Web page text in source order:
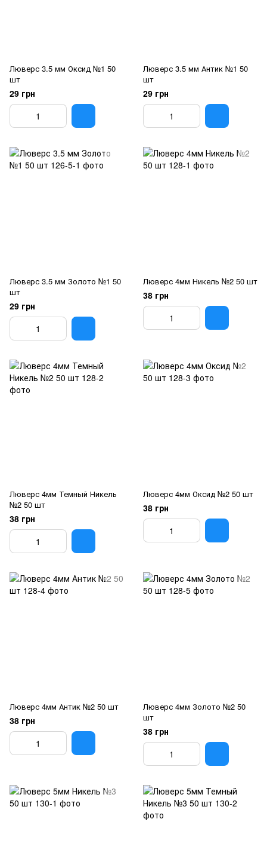
Люверс 3.5 мм Оксид №1 50
шт
29 грн
Люверс 3.5 мм Антик №1 50
шт
29 грн
Люверс 3.5 мм Золото №1 50
шт
29 грн
Люверс 4мм Никель №2 50 шт
38 грн
Люверс 4мм Темный Никель
№2 50 шт
38 грн
Люверс 4мм Оксид №2 50 шт
38 грн
Люверс 4мм Антик №2 50 шт
38 грн
Люверс 4мм Золото №2 50
шт
38 грн